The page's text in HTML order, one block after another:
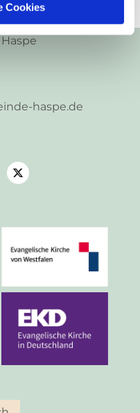
Cookies
haspe.de